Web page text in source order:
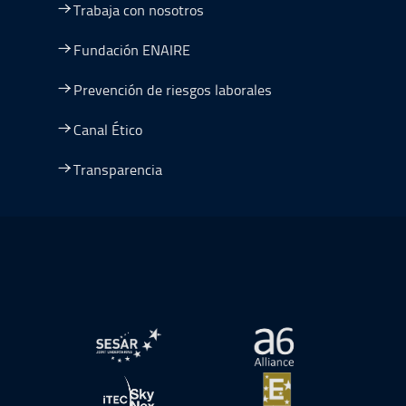
Trabaja con nosotros
Fundación ENAIRE
Prevención de riesgos laborales
Canal Ético
Transparencia
abre en ventana nueva abre en ventana